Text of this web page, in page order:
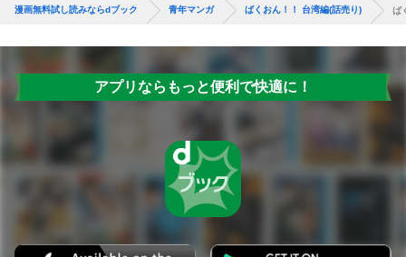
漫画無料試し読みならdブック 青年マンガ ばくおん！！ 台湾編(話売り) ば
アプリならもっと便利で快適に！